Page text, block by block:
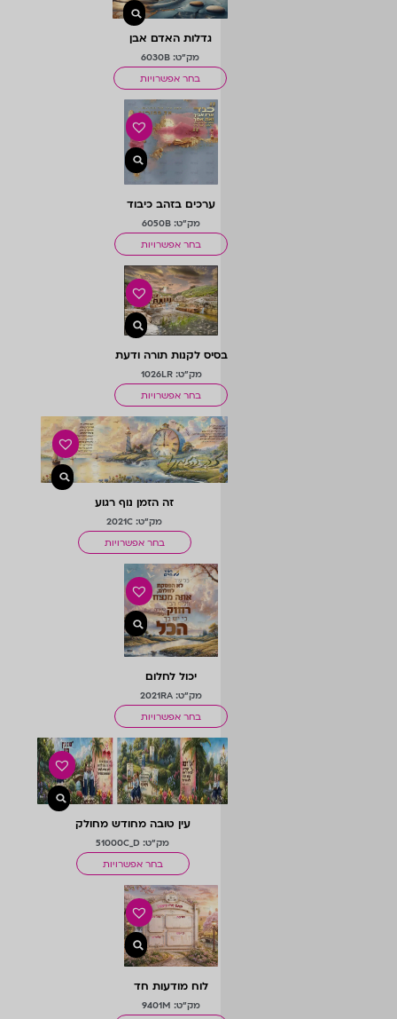
גדלות האדם אבן
מק"ט: 6030B
בחר אפשרויות
ערכים בזהב כיבוד
הוריםמק"ט: 6050B
בחר אפשרויות
בסיס לקנות תורה ודעת
מק"ט: 1026LR
בחר אפשרויות
זה הזמן נוף רגוע
מק"ט: 2021C
בחר אפשרויות
יכול לחלום
מק"ט: 2021RA
בחר אפשרויות
עין טובה מחודש מחולק
מק"ט: 51000C_D
בחר אפשרויות
לוח מודעות חד
פעמיותי
מק"ט: 9401M